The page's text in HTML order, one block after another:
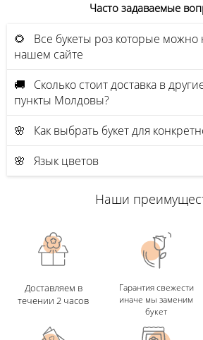
Часто задаваемые
🌻 Все букеты роз которые можно
нашем сайте
🚚 Сколько стоит доставка в
пункты Молдовы?
🌸 Как выбрать букет для
🌸 Язык цветов
Наши
Доставляем в
течении 2 часов
Гарантия свежести
иначе мы заменим
букет